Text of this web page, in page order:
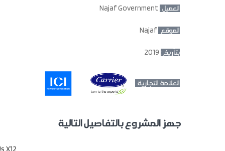
العميل : Najaf Government
الموقع : Najaf
بتأريخ : 2019
العلامة التجارية :
جهز المشروع بالتفاصيل التالية
X12